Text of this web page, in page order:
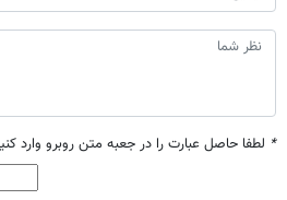
* لطفا حاصل عبارت را در جعبه متن روبرو وارد